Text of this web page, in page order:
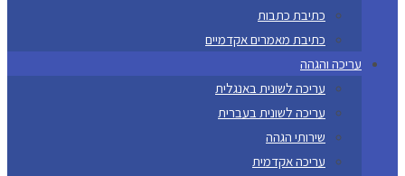
כתיבת כתבות
כתיבת מאמרים אקדמיים
עריכה והגהה
עריכה לשונית באנגלית
עריכה לשונית בעברית
שירותי הגהה
עריכה אקדמית